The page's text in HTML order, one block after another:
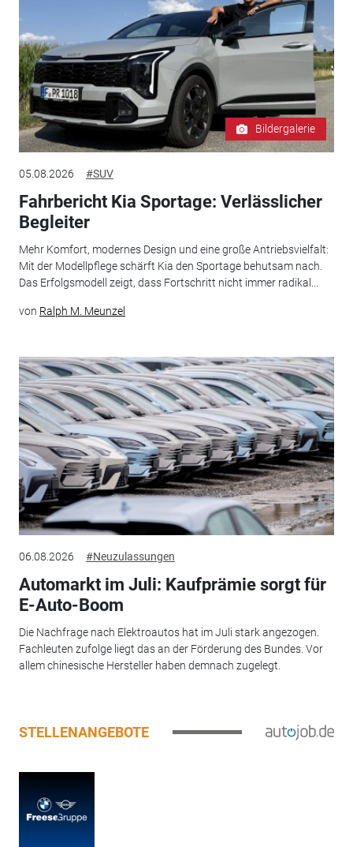
Bildergalerie
05.08.2026 #SUV
Fahrbericht Kia Sportage: Verlässlicher
Begleiter
Mehr Komfort, modernes Design und eine große Antriebsvielfalt:
Mit der Modellpflege schärft Kia den Sportage behutsam nach.
Das Erfolgsmodell zeigt, dass Fortschritt nicht immer radikal...
von Ralph M. Meunzel
06.08.2026 #Neuzulassungen
Automarkt im Juli: Kaufprämie sorgt für
E-Auto-Boom
Die Nachfrage nach Elektroautos hat im Juli stark angezogen.
Fachleuten zufolge liegt das an der Förderung des Bundes. Vor
allem chinesische Hersteller haben demnach zugelegt.
STELLENANGEBOTE